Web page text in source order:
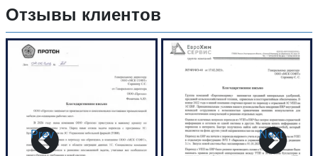
Отзывы клиентов
Prev Next